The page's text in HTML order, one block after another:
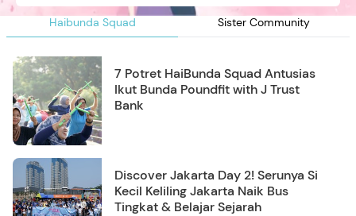
Haibunda Squad Sister Community
7 Potret HaiBunda Squad Antusias
Ikut Bunda Poundfit with J Trust
Bank
Discover Jakarta Day 2! Serunya Si
Kecil Keliling Jakarta Naik Bus
Tingkat & Belajar Sejarah